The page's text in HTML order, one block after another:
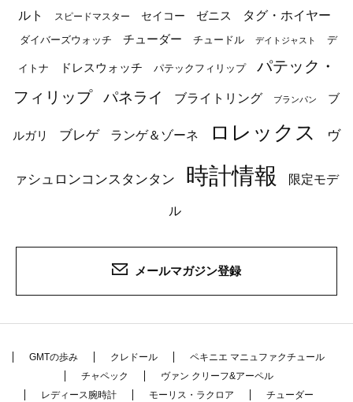
ルト
スピードマスター セイコー ゼニス タグ・ホイヤー
ダイバーズウォッチ チューダー チュードル デイトジャスト デ
イトナ ドレスウォッチ パテックフィリップ
パテック・
フィリップ
パネライ ブライトリング ブランパン ブ
ルガリ ブレゲ ランゲ＆ゾーネ ロレックス ヴ
ァシュロンコンスタンタン 時計情報 限定モデ
ル
メールマガジン登録
GMTの歩み クレドール
ペキニエ マニュファクチュール
チャペック
ヴァン クリーフ&アーペル
レディース腕時計
モーリス・ラクロア
チューダー